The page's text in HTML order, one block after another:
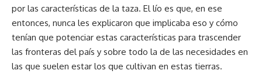
por las características de la taza. El lío es que, en ese
entonces, nunca les explicaron que implicaba eso y cómo
tenían que potenciar estas características para trascender
las fronteras del país y sobre todo la de las necesidades en
las que suelen estar los que cultivan en estas tierras.